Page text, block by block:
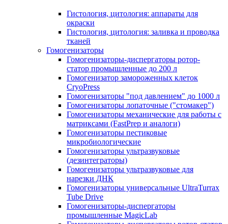
Гистология, цитология: аппараты для
окраски
Гистология, цитология: заливка и проводка
тканей
Гомогенизаторы
Гомогенизаторы-диспергаторы ротор-
статор промышленные до 200 л
Гомогенизатор замороженных клеток
CryoPress
Гомогенизаторы "под давлением" до 1000 л
Гомогенизаторы лопаточные ("стомакер")
Гомогенизаторы механические для работы с
матриксами (FastPrep и аналоги)
Гомогенизаторы пестиковые
микробиологические
Гомогенизаторы ультразвуковые
(дезинтеграторы)
Гомогенизаторы ультразвуковые для
нарезки ДНК
Гомогенизаторы универсальные UltraTurrax
Tube Drive
Гомогенизаторы-диспергаторы
промышленные MagicLab